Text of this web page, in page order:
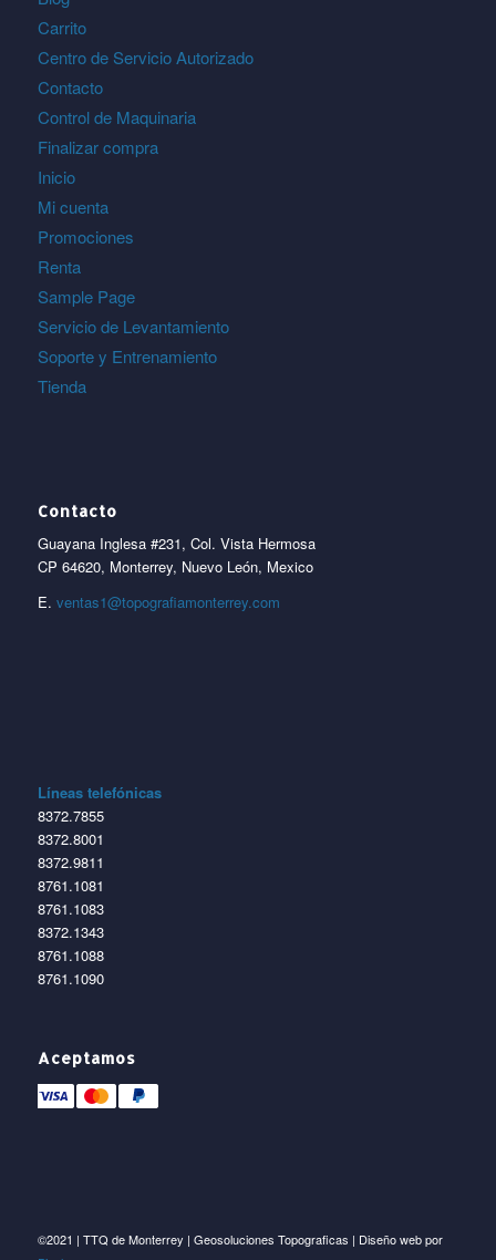
Carrito
Centro de Servicio Autorizado
Contacto
Control de Maquinaria
Finalizar compra
Inicio
Mi cuenta
Promociones
Renta
Sample Page
Servicio de Levantamiento
Soporte y Entrenamiento
Tienda
Contacto
Guayana Inglesa #231, Col. Vista Hermosa
CP 64620, Monterrey, Nuevo León, Mexico
E. ventas1@topografiamonterrey.com
Líneas telefónicas
8372.7855
8372.8001
8372.9811
8761.1081
8761.1083
8372.1343
8761.1088
8761.1090
Aceptamos
©2021 | TTQ de Monterrey | Geosoluciones Topograficas | Diseño web por